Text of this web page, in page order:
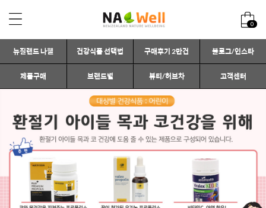
0
뉴질랜드 나웰 건강식품 선택법 구매후기 2만건 블로그/인스타
제품구매 브랜드별 뷰티/허브차 고객센터